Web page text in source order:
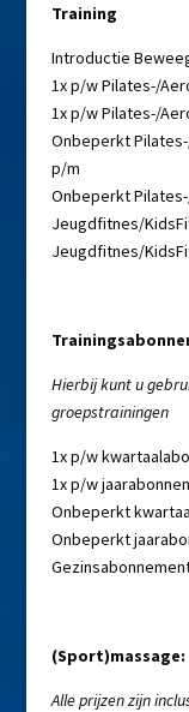
Training
Introductie
1x p/w Pilates-/
1x p/w Pilates-/
Onbeperkt
p/m
Onbeperkt
Jeugdfitnes/
Jeugdfitnes/
Hierbij kunt u
groepstrainingen
1x p/w
1x p/w
Onbeperkt
Onbeperkt
(Sport)massage:
Alle prijzen zijn